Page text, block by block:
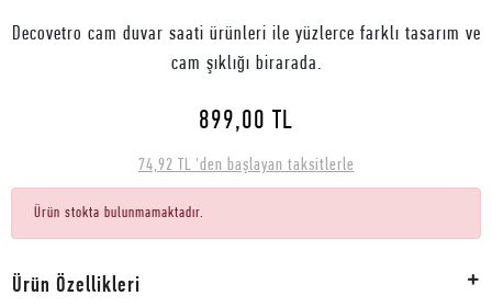
Decovetro cam duvar saati ürünleri ile yüzlerce farklı tasarım ve
cam şıklığı birarada.
899,00 TL
74,92 TL 'den başlayan taksitlerle
Ürün stokta bulunmamaktadır.
Ürün Özellikleri